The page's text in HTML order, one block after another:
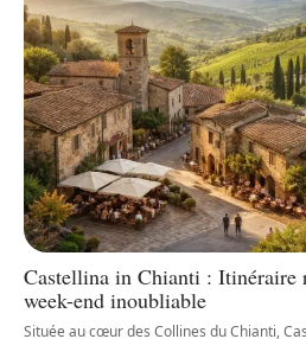
Castellina in Chianti : Itinéraire
week-end inoubliable
Située au cœur des Collines du Chianti,